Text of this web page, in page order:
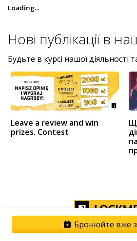
Бронюйте вже
Loading...
Нові публікації в
Будьте в курсі нашої діяльності
Leave a review and win
prizes. Contest